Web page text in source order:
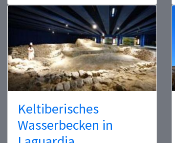
Keltiberisches
Wasserbecken in